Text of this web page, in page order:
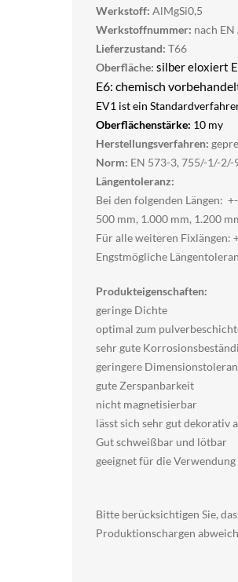
Werkstoff: AlMgSi0,5
Werkstoffnummer: nach
Lieferzustand: T66
Oberfläche: silber eloxiert
E6: chemisch
EV1 ist ein
Oberflächenstärke: 10 my
Herstellungsverfahren:
Norm: EN 573-3, 755/-1/-2/-
Längentoleranz:
Bei den folgenden Längen:
500 mm, 1.000 mm, 1.200
Für alle weiteren Fixlängen:
Engstmögliche
Produkteigenschaften:
geringe Dichte
optimal zum
sehr gute
geringere
gute Zerspanbarkeit
nicht magnetisierbar
lässt sich sehr gut dekorativ
Gut schweißbar und lötbar
geeignet für die
Bitte berücksichtigen Sie,
Produktionschargen